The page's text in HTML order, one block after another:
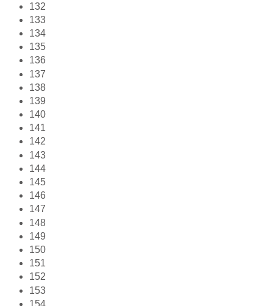
132
133
134
135
136
137
138
139
140
141
142
143
144
145
146
147
148
149
150
151
152
153
154